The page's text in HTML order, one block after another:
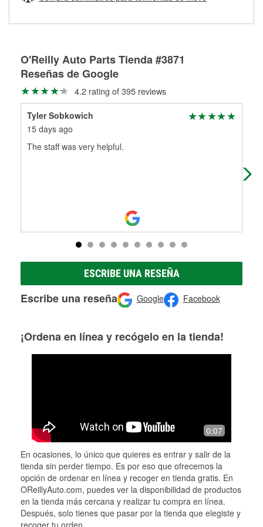
partes de reemplazo correctas para tu reparación.
O'Reilly Auto Parts Tienda #3871
Reseñas de Google
4.2 rating of 395 reviews
Tyler Sobkowich
15 days ago
The staff was very helpful.
ESCRIBE UNA RESEÑA
Escribe una reseña Google Facebook
¡Ordena en línea y recógelo en la tienda!
0:07
En ocasiones, lo único que quieres es entrar y salir de la
tienda sin perder tiempo. Es por eso que ofrecemos la
opción de ordenar en línea y recoger en tienda gratis. En
OReillyAuto.com, puedes ver la disponibilidad de productos
en la tienda más cercana y realizar tu compra en línea.
Después, solo tienes que pasar por la tienda que elegiste y
recoger tu orden.